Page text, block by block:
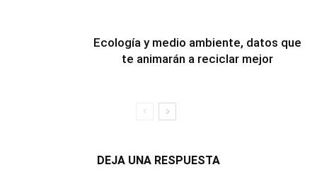
Ecología y medio ambiente, datos que
te animarán a reciclar mejor
DEJA UNA RESPUESTA